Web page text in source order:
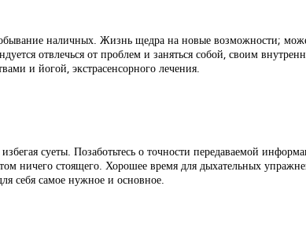
наличных. Жизнь щедра на новые возможности;
отвлечься от проблем и заняться собой, своим
и йогой, экстрасенсорного лечения.
суеты. Позаботьтесь о точности передаваемой
ничего стоящего. Хорошее время для дыхательных
себя самое нужное и основное.